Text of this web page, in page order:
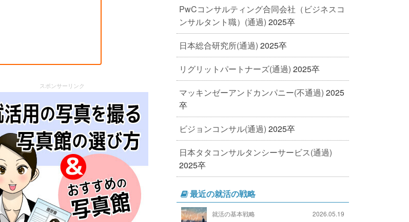
スポンサーリンク
PwCコンサルティング合同会社（ビジネスコ
ンサルタント職）(通過) 2025卒
日本総合研究所(通過) 2025卒
リグリットパートナーズ(通過) 2025卒
マッキンゼーアンドカンパニー(不通過) 2025
卒
ビジョンコンサル(通過) 2025卒
日本タタコンサルタンシーサービス(通過)
2025卒
最近の就活の戦略
就活の基本戦略 2026.05.19